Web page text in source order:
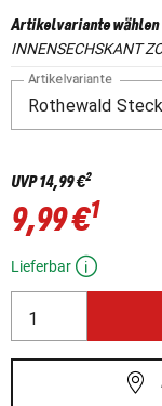
Artikelvariante wählen
INNENSECHSKANT
Artikelvariante
UVP14,99 €2
9,99 €1
Lieferbar